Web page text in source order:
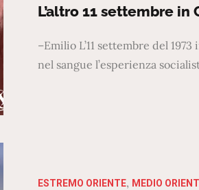
on
L’altro 11 settembre in
–Emilio L’11 settembre del
nel sangue l’esperienza
ESTREMO ORIENTE
MEDIO